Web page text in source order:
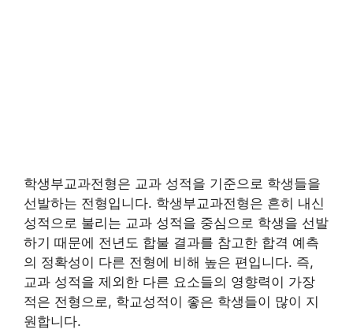
학생부교과전형은 교과 성적을 기준으로 학생들을
선발하는 전형입니다. 학생부교과전형은 흔히 내신
성적으로 불리는 교과 성적을 중심으로 학생을 선발
하기 때문에 전년도 합불 결과를 참고한 합격 예측
의 정확성이 다른 전형에 비해 높은 편입니다. 즉,
교과 성적을 제외한 다른 요소들의 영향력이 가장
적은 전형으로, 학교성적이 좋은 학생들이 많이 지
원합니다.